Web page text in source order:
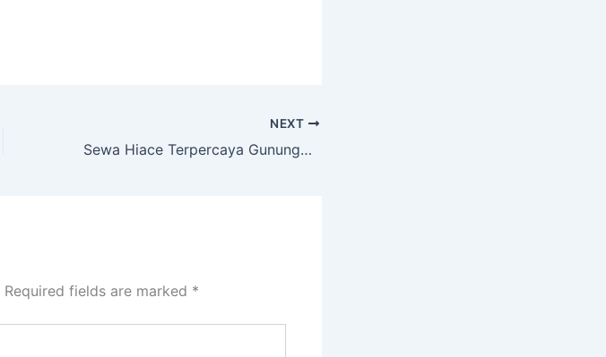
NEXT
Sewa Hiace Terpercaya Gunungbatu Bogor Barat Kota Bogor
Required fields are marked *